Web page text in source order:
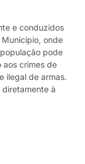
e conduzidos
onde
pode
aos crimes de
ilegal de armas.
diretamente à